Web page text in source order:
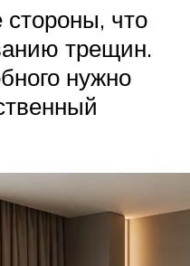
стороны, что
трещин.
нужно